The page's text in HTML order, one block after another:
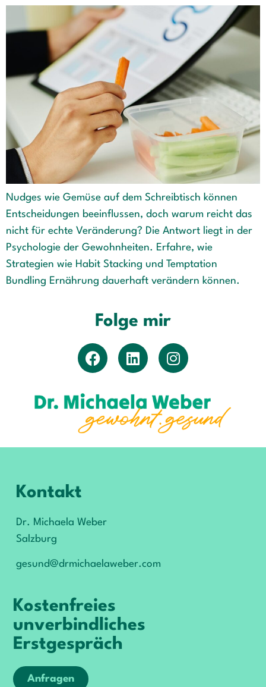
Nudges wie Gemüse auf dem Schreibtisch können
Entscheidungen beeinflussen, doch warum reicht das
nicht für echte Veränderung? Die Antwort liegt in der
Psychologie der Gewohnheiten. Erfahre, wie
Strategien wie Habit Stacking und Temptation
Bundling Ernährung dauerhaft verändern können.
Folge mir
Kontakt
Dr. Michaela Weber
Salzburg
gesund@drmichaelaweber.com
Kostenfreies
unverbindliches
Erstgespräch
Anfragen